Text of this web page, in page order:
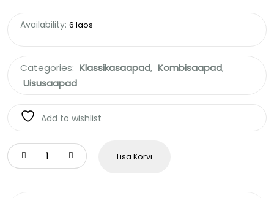
Availability: 6 laos
Categories: Klassikasaapad, Kombisaapad,
Uisusaapad
Add to wishlist
Lisa Korvi